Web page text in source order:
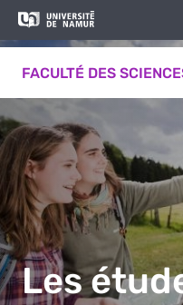
Aller au contenu principal
FACULTÉ DES
Aller
principal
Image
Les